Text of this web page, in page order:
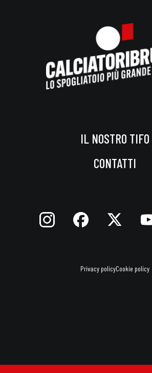
IL NOSTRO TIFO
CONTATTI
Privacy policyCookie policy